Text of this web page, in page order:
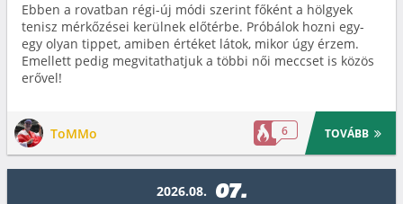
Ebben a rovatban régi-új módi szerint főként a hölgyek
tenisz mérkőzései kerülnek előtérbe. Próbálok hozni egy-
egy olyan tippet, amiben értéket látok, mikor úgy érzem.
Emellett pedig megvitathatjuk a többi női meccset is közös
erővel!
ToMMo 6 TOVÁBB
2026.08. 07.